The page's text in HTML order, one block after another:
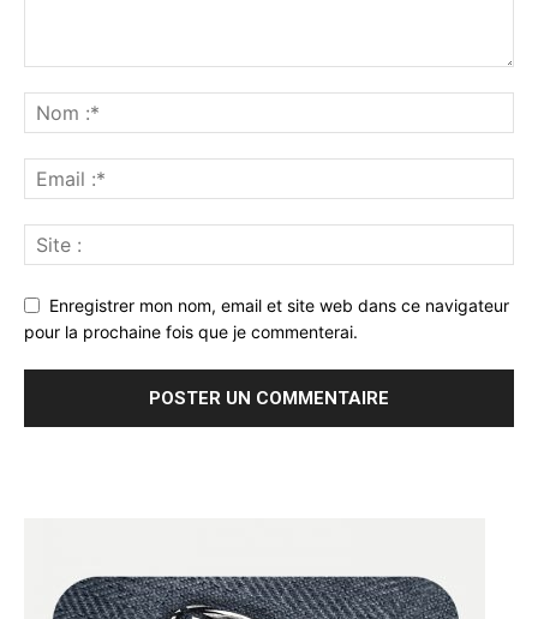
Enregistrer mon nom, email et site web dans ce navigateur
pour la prochaine fois que je commenterai.